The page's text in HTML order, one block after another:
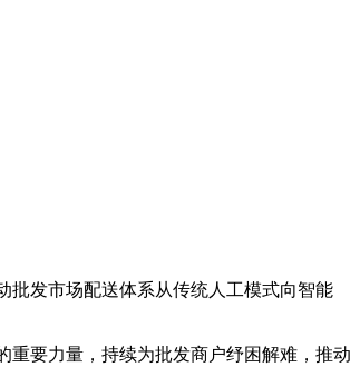
批发市场配送体系从传统人工模式向智能
重要力量，持续为批发商户纾困解难，推动